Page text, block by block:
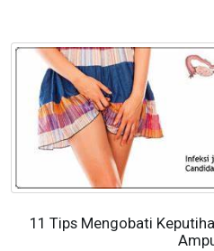
11 Tips Mengobati